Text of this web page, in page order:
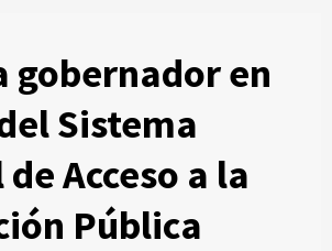
gobernador en
Sistema
Acceso a la
Pública